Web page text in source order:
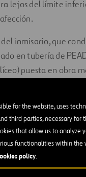
for the website, uses
third parties, necessary for
that allow us to analyze
functionalities within the
policy.
lejos del límite
inmisario, que
en tubería de
puesta en obra
(7+1R) bombas
de 355 kW de
estas bombas se
de PRFV de 785
m³/día de agua